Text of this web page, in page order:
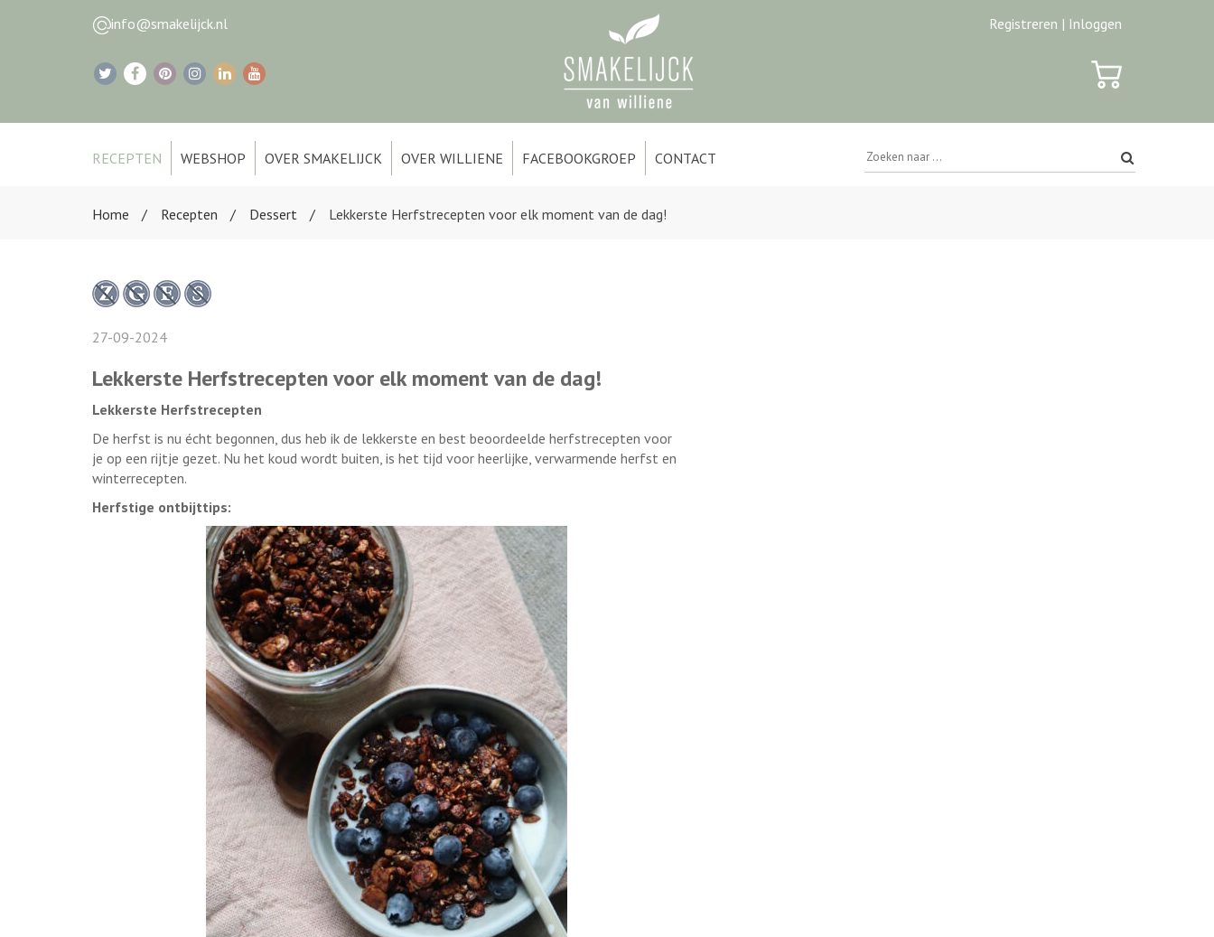
info@smakelijck.nl Registreren | Inloggen
RECEPTEN WEBSHOP OVER SMAKELIJCK OVER WILLIENE FACEBOOKGROEP CONTACT
Home Recepten Dessert Lekkerste Herfstrecepten voor elk moment van de dag!
27-09-2024
Lekkerste Herfstrecepten voor elk moment van de dag!
Lekkerste Herfstrecepten
De herfst is nu écht begonnen, dus heb ik de lekkerste en best beoordeelde herfstrecepten voor
je op een rijtje gezet. Nu het koud wordt buiten, is het tijd voor heerlijke, verwarmende herfst en
winterrecepten.
Herfstige ontbijttips: